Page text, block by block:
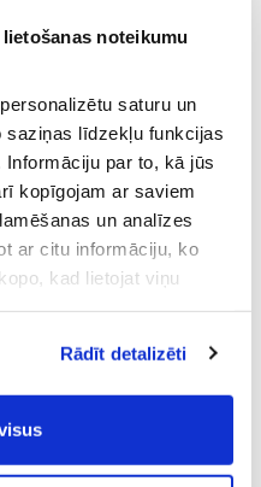
noteikumu
saturu un
saziņas līdzekļu funkcijas
par to, kā jūs
kopīgojam ar saviem
un analīzes
ar citu informāciju, ko
kad lietojat viņu
lietošanas
Rādīt detalizēti